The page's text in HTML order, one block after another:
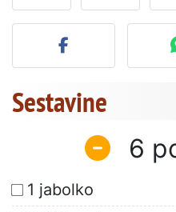
Objavite
Sestavine
6
1 jabolko